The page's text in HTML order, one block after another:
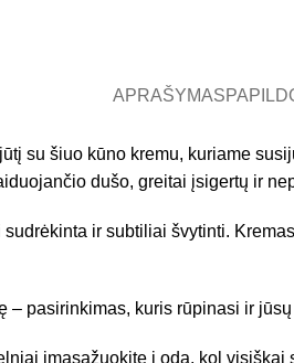
APRAŠYMAS
su šiuo kūno kremu, kuriame
dušo, greitai įsigertų ir
ir subtiliai švytinti.
pasirinkimas, kuris rūpinasi ir
įmasažuokite į odą, kol visiškai